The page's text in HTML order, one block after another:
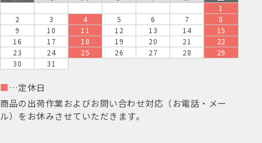
1
2
3 4 5 6 7
8
9
10 11 12 13 14
15
16
17 18 19 20 21
22
23
24 25 26 27 28
29
30
31
■ …定休日
商品の出荷作業およびお問い合わせ対応（お電話・メー
ル）をお休みさせていただきます。